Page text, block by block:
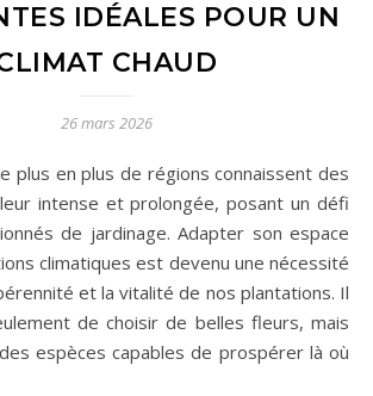
IDÉALES POUR UN
CHAUD
26 mars 2026
intense et prolongée, posant un défi
de jardinage. Adapter son espace
climatiques est devenu une nécessité
et la vitalité de nos plantations. Il
de choisir de belles fleurs, mais
espèces capables de prospérer là où